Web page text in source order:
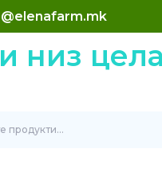
цела